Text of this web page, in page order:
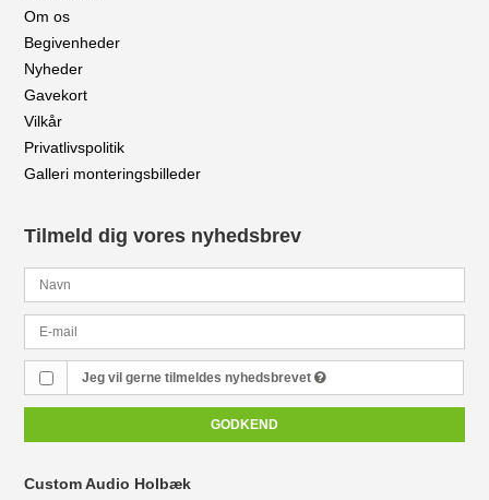
Om os
Begivenheder
Nyheder
Gavekort
Vilkår
Privatlivspolitik
Galleri monteringsbilleder
Tilmeld dig vores nyhedsbrev
Jeg vil gerne tilmeldes nyhedsbrevet
GODKEND
Custom Audio Holbæk